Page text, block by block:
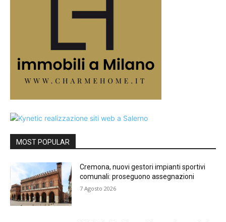
MOST POPULAR
Cremona, nuovi gestori impianti sportivi
comunali: proseguono assegnazioni
7 Agosto 2026